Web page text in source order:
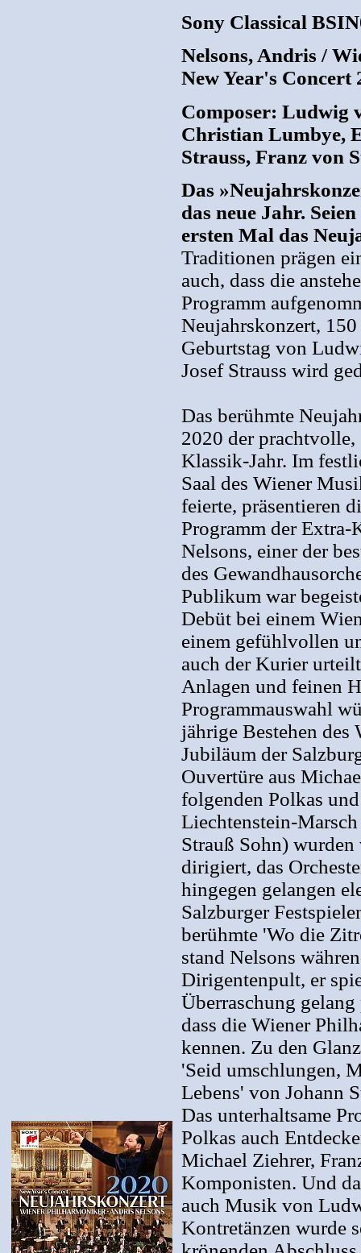
Sony Classical
Nelsons, Andris /
New Year's Concert
Composer: Ludwig
Christian Lumbye,
Strauss, Franz von
Das
das neue Jahr.
ersten Mal das
Traditionen prägen
auch, dass die
Programm
Neujahrskonzert,
Geburtstag von
Josef Strauss wird
Das berühmte
2020 der
Klassik-Jahr. Im
Saal des Wiener
feierte, präsentieren
Programm der
Nelsons, einer der
des
Publikum war
Debüt bei einem
einem gefühlvollen
auch der Kurier
Anlagen und feinen
Programmauswahl
jährige Bestehen
Jubiläum der
Ouvertüre aus
folgenden Polkas
Liechtenstein-
Strauß Sohn)
dirigiert, das
hingegen gelangen
Salzburger
berühmte 'Wo die
stand Nelsons
Dirigentenpult, er
Überraschung
dass die Wiener
kennen. Zu den
'Seid umschlungen,
Lebens' von Johann
Das unterhaltsame
Polkas auch
Michael Ziehrer,
Komponisten. Und
auch Musik von
Kontretänzen wurde